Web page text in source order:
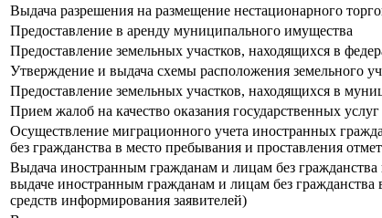
Выдача разрешения на размещение нестационарного
Предоставление в аренду муниципального имущества
Предоставление земельных участков, находящихся в
Утверждение и выдача схемы расположения земельного
Предоставление земельных участков, находящихся в
Прием жалоб на качество оказания государственных
Осуществление миграционного учета иностранных
без гражданства в место пребывания и проставления
Выдача иностранным гражданам и лицам без
выдаче иностранным гражданам и лицам без
средств информирования заявителей)